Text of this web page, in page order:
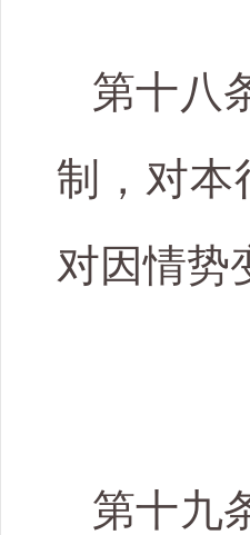
第十八
制，对本
对因情势
第十九